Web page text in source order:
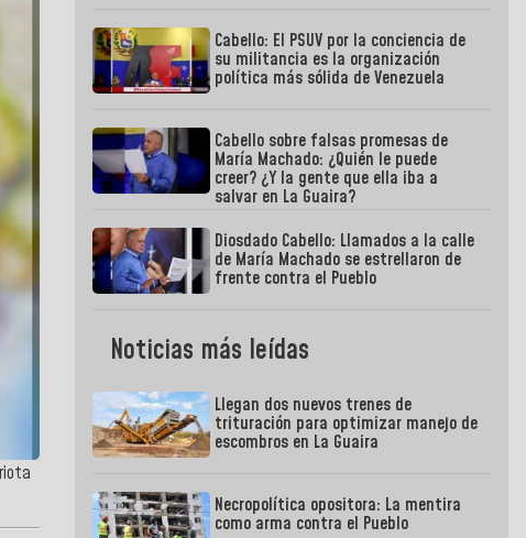
Cabello: El PSUV por la conciencia de
su militancia es la organización
política más sólida de Venezuela
Cabello sobre falsas promesas de
María Machado: ¿Quién le puede
creer? ¿Y la gente que ella iba a
salvar en La Guaira?
Diosdado Cabello: Llamados a la calle
de María Machado se estrellaron de
frente contra el Pueblo
Noticias más leídas
Llegan dos nuevos trenes de
trituración para optimizar manejo de
escombros en La Guaira
Necropolítica opositora: La mentira
como arma contra el Pueblo